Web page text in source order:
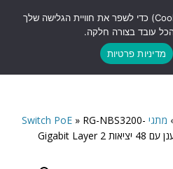
מתגי Switch PoE » RG-NBS3200-
אנחנו משתמשים בעוגיות (Cookies) כדי לשפר את חוויית הגלישה שלך
עובד בצורה חלקה.
מדיניות פרטיות